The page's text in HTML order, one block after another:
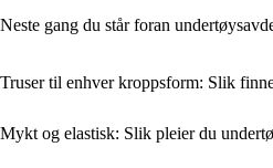
Neste gang du står foran
Truser til enhver kroppsform: Slik
Mykt og elastisk: Slik pleier du